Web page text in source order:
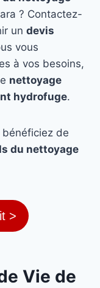
? Contactez-
un devis
vous
à vos besoins,
nettoyage
hydrofuge.
de
du nettoyage
>
Vie de